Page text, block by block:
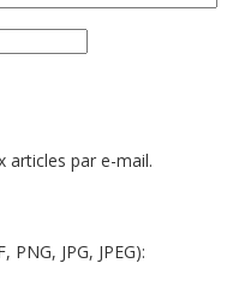
articles par e-mail.
JPG, JPEG):